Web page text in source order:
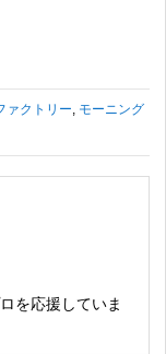
ァクトリー, モーニング
を応援していま